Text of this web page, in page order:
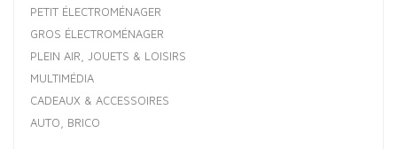
PETIT ÉLECTROMÉNAGER
GROS ÉLECTROMÉNAGER
PLEIN AIR, JOUETS & LOISIRS
MULTIMÉDIA
CADEAUX & ACCESSOIRES
AUTO, BRICO